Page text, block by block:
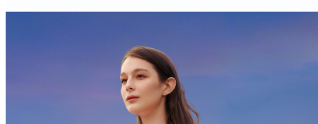
Georgia | აირჩიეთ ქვეყანა/რეგიონი